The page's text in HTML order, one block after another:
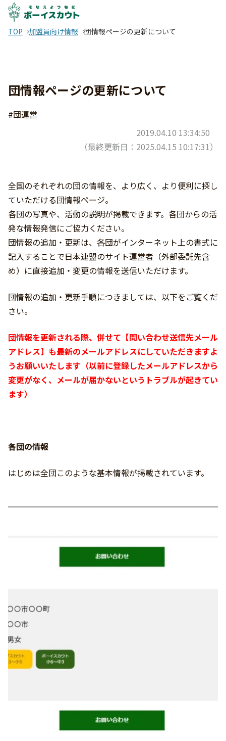
TOP 加盟員向け情報 団情報ページの更新について
団情報ページの更新について
#団運営
2019.04.10 13:34:50
（最終更新日：2025.04.15 10:17:31）
全国のそれぞれの団の情報を、より広く、より便利に探し
ていただける団情報ページ。
各団の写真や、活動の説明が掲載できます。各団からの活
発な情報発信にご協力ください。
団情報の追加・更新は、各団がインターネット上の書式に
記入することで日本連盟のサイト運営者（外部委託先含
め）に直接追加・変更の情報を送信いただけます。
団情報の追加・更新手順につきましては、以下をご覧くだ
さい。
団情報を更新される際、併せて【問い合わせ送信先メール
アドレス】も最新のメールアドレスにしていただきますよ
うお願いいたします（以前に登録したメールアドレスから
変更がなく、メールが届かないというトラブルが起きてい
ます）
各団の情報
はじめは全団このような基本情報が掲載されています。